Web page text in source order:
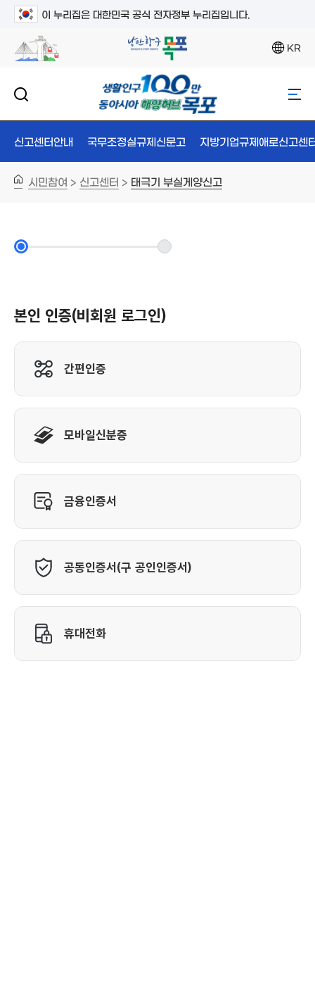
이 누리집은 대한민국 공식 전자정부 누리집입니다.
KR
신고센터안내 국무조정실규제신문고 지방기업규제애로신고센
시민참여 > 신고센터 > 태극기 부실게양신고